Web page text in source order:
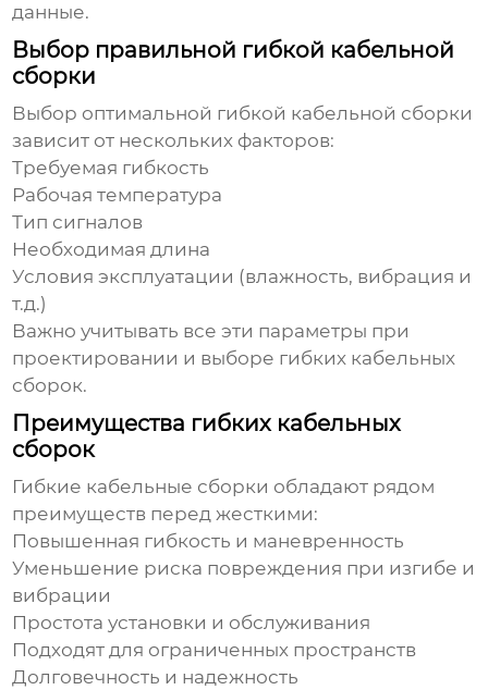
данные.
Выбор правильной гибкой кабельной
сборки
Выбор оптимальной гибкой кабельной сборки
зависит от нескольких факторов:
Требуемая гибкость
Рабочая температура
Тип сигналов
Необходимая длина
Условия эксплуатации (влажность, вибрация и
т.д.)
Важно учитывать все эти параметры при
проектировании и выборе гибких кабельных
сборок.
Преимущества гибких кабельных
сборок
Гибкие кабельные сборки обладают рядом
преимуществ перед жесткими:
Повышенная гибкость и маневренность
Уменьшение риска повреждения при изгибе и
вибрации
Простота установки и обслуживания
Подходят для ограниченных пространств
Долговечность и надежность